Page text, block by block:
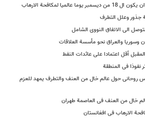
لمکافحة الارهاب
جذور وعلل التطرف
الی الاتفاق النووی الشامل
وسوریا والعراق نحو مأسسة العلاقات
أقل اعتمادا علی عائدات النفط
نفوذا فی المنطقة
روحانی حول عالم خال من العنف والتطرف یمهد للعزم
خال من العنف فی العاصمة طهران
الارهاب فی افغانستان